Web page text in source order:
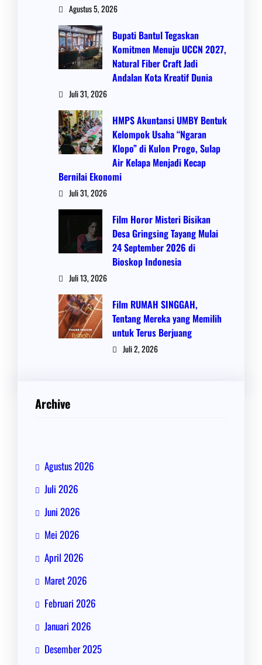
Agustus 5, 2026
Bupati Bantul Tegaskan
Komitmen Menuju UCCN 2027,
Natural Fiber Craft Jadi
Andalan Kota Kreatif Dunia
Juli 31, 2026
HMPS Akuntansi UMBY Bentuk
Kelompok Usaha “Ngaran
Klopo” di Kulon Progo, Sulap
Air Kelapa Menjadi Kecap
Bernilai Ekonomi
Juli 31, 2026
Film Horor Misteri Bisikan
Desa Gringsing Tayang Mulai
24 September 2026 di
Bioskop Indonesia
Juli 13, 2026
Film RUMAH SINGGAH,
Tentang Mereka yang Memilih
untuk Terus Berjuang
Juli 2, 2026
Archive
Agustus 2026
Juli 2026
Juni 2026
Mei 2026
April 2026
Maret 2026
Februari 2026
Januari 2026
Desember 2025